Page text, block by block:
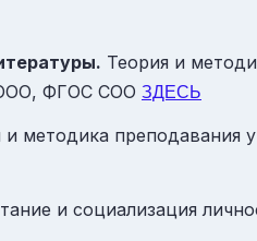
Теория и
ФГОС СОО ЗДЕСЬ
и методика преподавания
и социализация